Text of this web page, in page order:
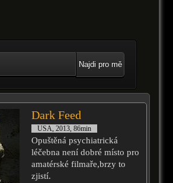
Najdi pro mě
Dark Feed
USA, 2013, 86min
Opuštěná psychiatrická
léčebna není dobré místo pro
amatérské filmaře,brzy to
zjistí.